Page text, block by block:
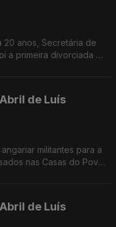
20 anos, Secretária de
a primeira divorciada na
de Luís
militantes para a
nas Casas do Povo
de Luís